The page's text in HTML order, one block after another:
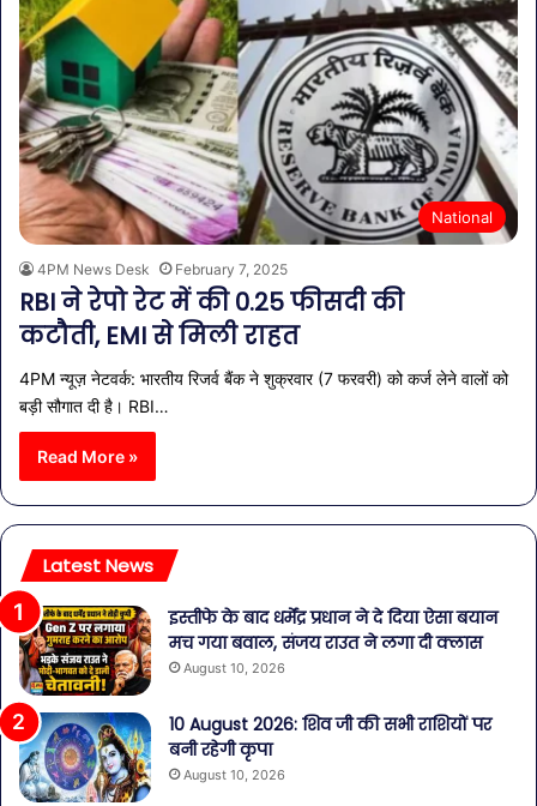
National
4PM News Desk February 7, 2025
RBI ने रेपो रेट में की 0.25 फीसदी की
कटौती, EMI से मिली राहत
4PM न्यूज़ नेटवर्क: भारतीय रिजर्व बैंक ने शुक्रवार (7 फरवरी) को कर्ज लेने वालों को
बड़ी सौगात दी है। RBI…
Read More »
Latest News
इस्तीफे के बाद धर्मेंद्र प्रधान ने दे दिया ऐसा बयान
मच गया बवाल, संजय राउत ने लगा दी क्लास
August 10, 2026
10 August 2026: शिव जी की सभी राशियों पर
बनी रहेगी कृपा
August 10, 2026